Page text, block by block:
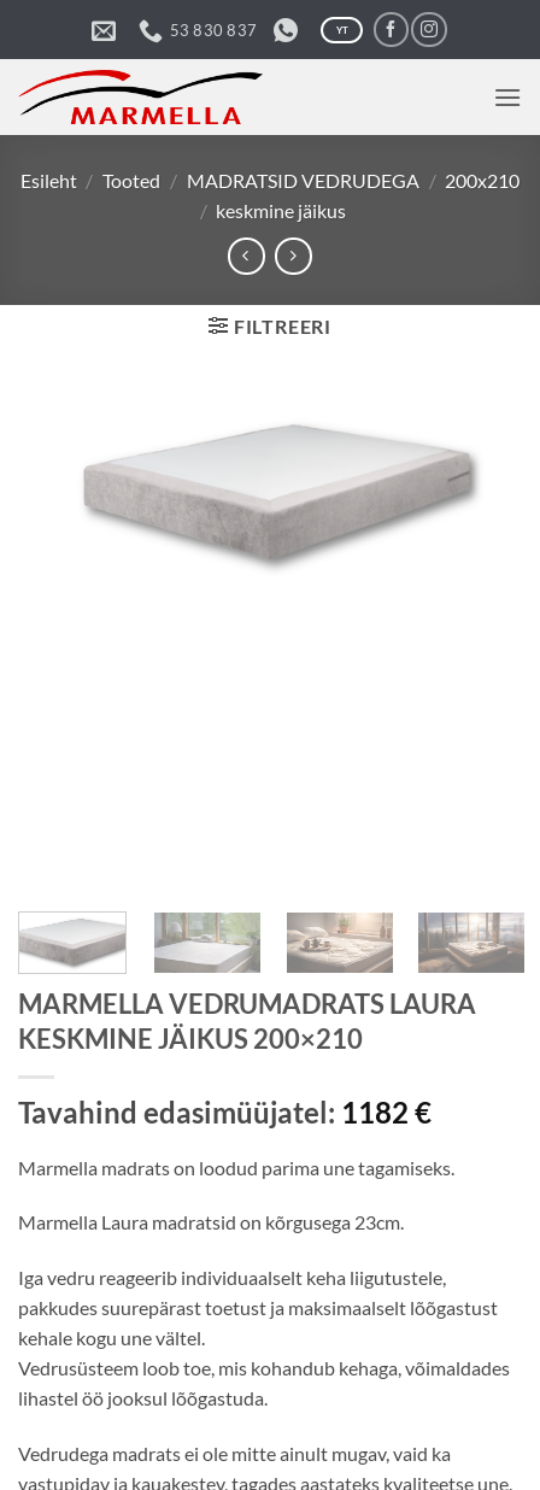
content
53 830 837 YT
Esileht / Tooted / MADRATSID VEDRUDEGA / 200x210
/ keskmine jäikus
FILTREERI
MARMELLA VEDRUMADRATS LAURA
KESKMINE JÄIKUS 200×210
Tavahind edasimüüjatel: 1182 €
Marmella madrats on loodud parima une tagamiseks.
Marmella Laura madratsid on kõrgusega 23cm.
Iga vedru reageerib individuaalselt keha liigutustele,
pakkudes suurepärast toetust ja maksimaalselt lõõgastust
kehale kogu une vältel.
Vedrusüsteem loob toe, mis kohandub kehaga, võimaldades
lihastel öö jooksul lõõgastuda.
Vedrudega madrats ei ole mitte ainult mugav, vaid ka
vastupidav ja kauakestev, tagades aastateks kvaliteetse une.